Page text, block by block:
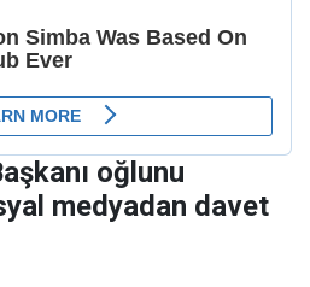
oğlunu
medyadan davet